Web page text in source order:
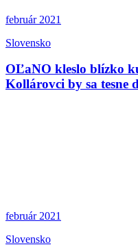
február 2021
Slovensko
OĽaNO kleslo blízko
Kollárovci by sa tesne
február 2021
Slovensko